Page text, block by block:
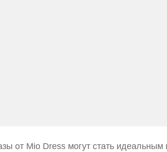
от Mio Dress могут стать